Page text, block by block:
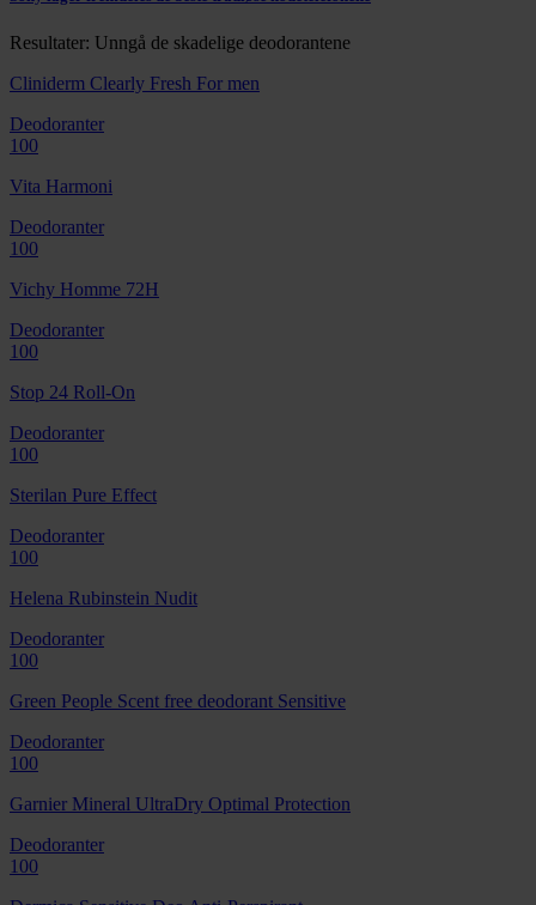
Resultater: Unngå de skadelige deodorantene
Cliniderm Clearly Fresh For men
Deodoranter
100
Vita Harmoni
Deodoranter
100
Vichy Homme 72H
Deodoranter
100
Stop 24 Roll-On
Deodoranter
100
Sterilan Pure Effect
Deodoranter
100
Helena Rubinstein Nudit
Deodoranter
100
Green People Scent free deodorant Sensitive
Deodoranter
100
Garnier Mineral UltraDry Optimal Protection
Deodoranter
100